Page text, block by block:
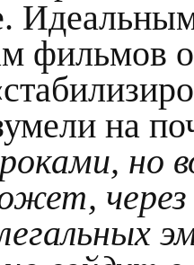
фильмов
на
но
через